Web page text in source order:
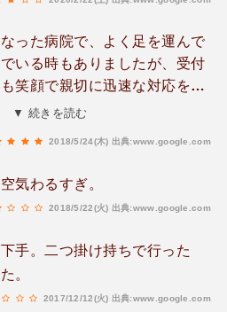
った病院で、よく足を運んで
いる時もありましたが、受付
笑顔で親切に迅速な対応をし
えています。ありがとうござ
▼ 続きを読む
2018/5/24(木) 出典:www.google.com
気わるすぎ。
2018/5/22(火) 出典:www.google.com
手。二つ掛け持ちで行った
。
2017/12/12(火) 出典:www.google.com